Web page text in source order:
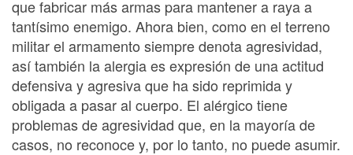
que fabricar más armas para mantener a raya a
tantísimo enemigo. Ahora bien, como en el terreno
militar el armamento siempre denota agresividad,
así también la alergia es expresión de una actitud
defensiva y agresiva que ha sido reprimida y
obligada a pasar al cuerpo. El alérgico tiene
problemas de agresividad que, en la mayoría de
casos, no reconoce y, por lo tanto, no puede asumir.